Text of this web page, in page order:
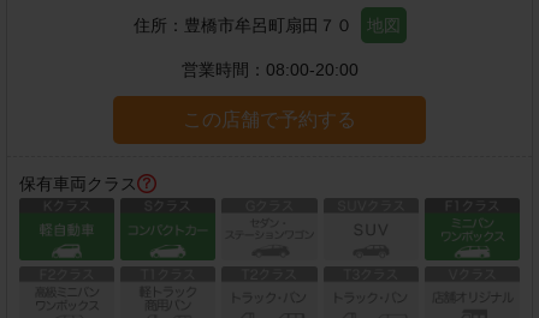
住所： 豊橋市牟呂町扇田７０ 地図
営業時間： 08:00-20:00
この店舗で予約する
保有車両クラス